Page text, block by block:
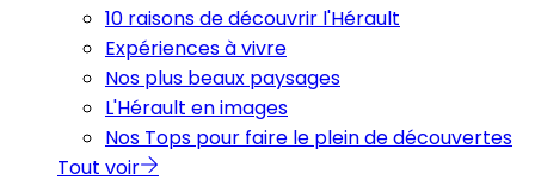
10 raisons de découvrir l'Hérault
Expériences à vivre
Nos plus beaux paysages
L'Hérault en images
Nos Tops pour faire le plein de découvertes
Tout voir